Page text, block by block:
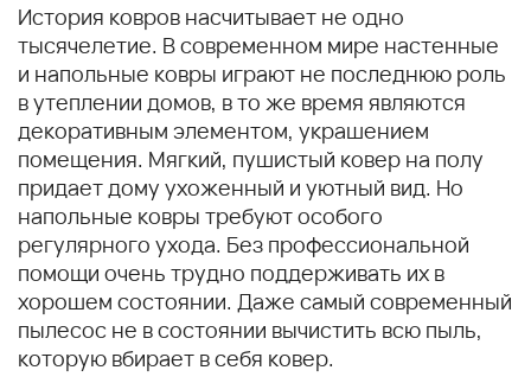
История ковров насчитывает не одно
тысячелетие. В современном мире настенные
и напольные ковры играют не последнюю роль
в утеплении домов, в то же время являются
декоративным элементом, украшением
помещения. Мягкий, пушистый ковер на полу
придает дому ухоженный и уютный вид. Но
напольные ковры требуют особого
регулярного ухода. Без профессиональной
помощи очень трудно поддерживать их в
хорошем состоянии. Даже самый современный
пылесос не в состоянии вычистить всю пыль,
которую вбирает в себя ковер.